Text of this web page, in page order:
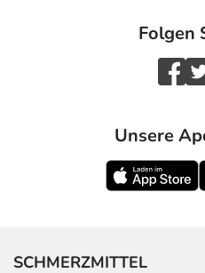
Folgen
Unsere
SCHMERZMITTEL